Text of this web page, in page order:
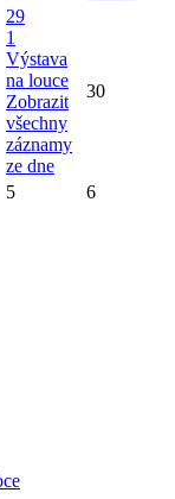
29
1
Výstava
na louce
Zobrazit
všechny
záznamy
ze dne
30
5 6